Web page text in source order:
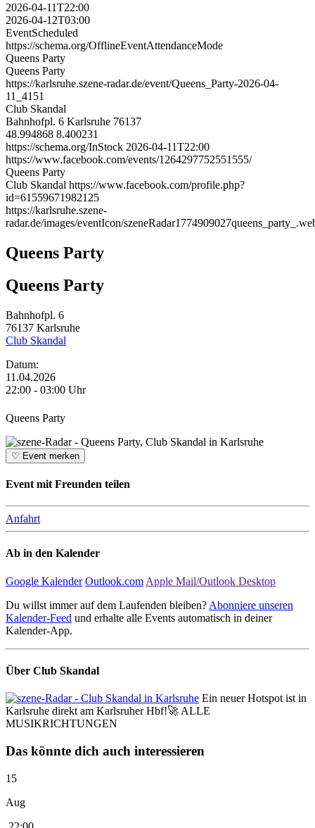
2026-04-11T22:00
2026-04-12T03:00
EventScheduled
https://schema.org/OfflineEventAttendanceMode
Queens Party
Queens Party
https://karlsruhe.szene-radar.de/event/Queens_Party-2026-04-
11_4151
Club Skandal
Bahnhofpl. 6 Karlsruhe 76137
48.994868 8.400231
https://schema.org/InStock 2026-04-11T22:00
https://www.facebook.com/events/1264297752551555/
Queens Party
Club Skandal https://www.facebook.com/profile.php?
id=61559671982125
https://karlsruhe.szene-
radar.de/images/eventIcon/
Queens Party
Queens Party
Bahnhofpl. 6
76137 Karlsruhe
Club Skandal
Datum:
11.04.2026
22:00 - 03:00 Uhr
Queens Party
♡ Event merken
Event mit Freunden teilen
Anfahrt
Ab in den Kalender
Google Kalender Outlook.com Apple Mail/Outlook Desktop
Du willst immer auf dem Laufenden bleiben? Abonniere unseren
Kalender-Feed und erhalte alle Events automatisch in deiner
Kalender-App.
Über Club Skandal
Ein neuer Hotspot ist in
Karlsruhe direkt am Karlsruher Hbf!🚀 ALLE
MUSIKRICHTUNGEN
Das könnte dich auch interessieren
15
Aug